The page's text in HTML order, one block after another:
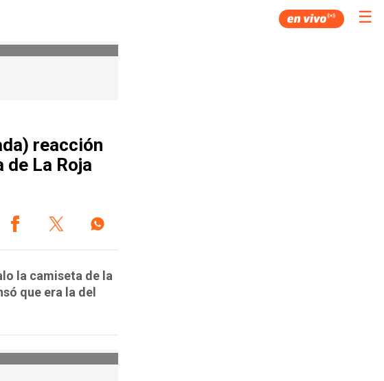
☰
reacción
La Roja
la camiseta de la
que era la del